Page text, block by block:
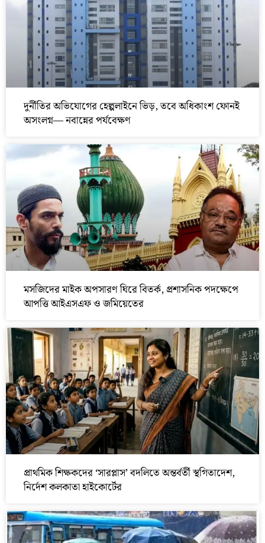
দুর্নীতির অভিযোগের হেল্পলাইনে ভিড়, তবে অধিকাংশ ফোনই
অসংলগ্ন— নবান্নের পর্যবেক্ষণ
মসজিদের মাইক অপসারণ ঘিরে বিতর্ক, প্রশাসনিক পদক্ষেপে
আপত্তি আইএসএফ ও জমিয়েতের
প্রাথমিক শিক্ষকদের ‘সারপ্লাস’ বদলিতে অন্তর্বর্তী স্থগিতাদেশ,
নির্দেশ কলকাতা হাইকোর্টের